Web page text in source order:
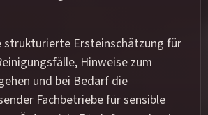
strukturierte Ersteinschätzung für
Hinweise zum
und bei Bedarf die
Fachbetriebe für sensible